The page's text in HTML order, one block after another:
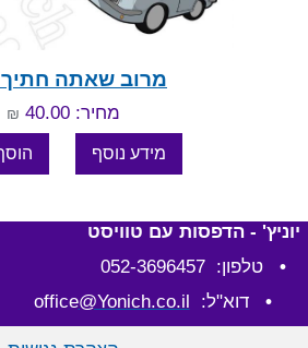
מרוב שאתה חתיך 238
מחיר: 40.00 ₪
יוניץ' - הדפסות עם טוויסט
•טלפון: 052-3696457
• דוא"ל: office @Yonich.co.il